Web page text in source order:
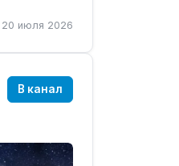
20 июля 2026
В канал